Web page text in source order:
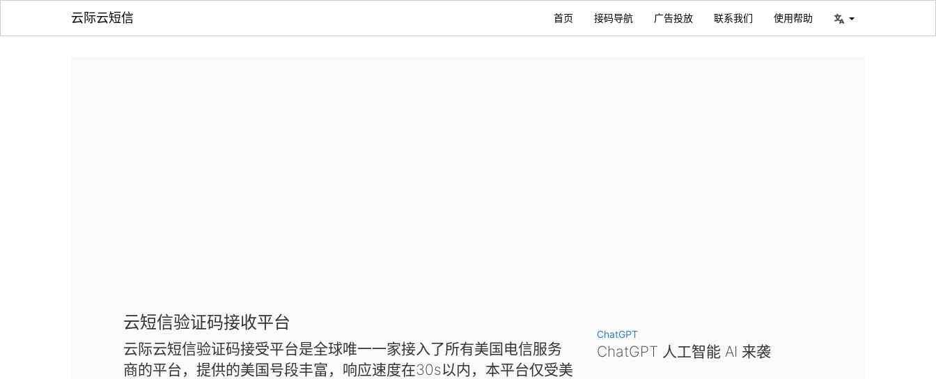
云际云短信 首页 接码导航 广告投放 联系我们 使用帮助
云短信验证码接收平台
云际云短信验证码接受平台是全球唯一一家接入了所有美国电信服务
商的平台，提供的美国号段丰富，响应速度在30s以内，本平台仅受美
ChatGPT
ChatGPT 人工智能 AI 来袭